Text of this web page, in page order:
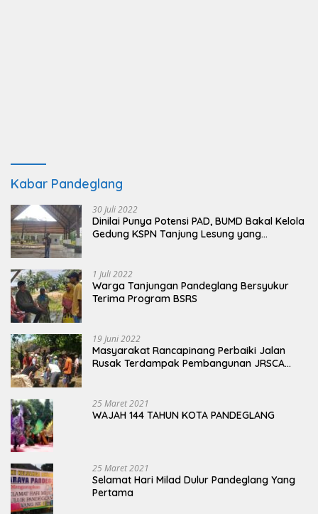
Kabar Pandeglang
30 Juli 2022
Dinilai Punya Potensi PAD, BUMD Bakal Kelola
Gedung KSPN Tanjung Lesung yang
1 Juli 2022
Warga Tanjungan Pandeglang Bersyukur
Terima Program BSRS
19 Juni 2022
Masyarakat Rancapinang Perbaiki Jalan
Rusak Terdampak Pembangunan JRSCA
25 Maret 2021
WAJAH 144 TAHUN KOTA PANDEGLANG
25 Maret 2021
Selamat Hari Milad Dulur Pandeglang Yang
Pertama